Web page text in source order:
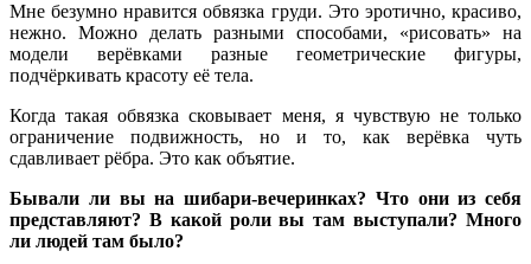
Мне безумно нравится обвязка груди. Это эротично, красиво,
нежно. Можно делать разными способами, «рисовать» на
модели верёвками разные геометрические фигуры,
подчёркивать красоту её тела.
Когда такая обвязка сковывает меня, я чувствую не только
ограничение подвижность, но и то, как верёвка чуть
сдавливает рёбра. Это как объятие.
Бывали ли вы на шибари-вечеринках? Что они из себя
представляют? В какой роли вы там выступали? Много
ли людей там было?